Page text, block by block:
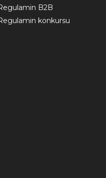
B2B
konkursu